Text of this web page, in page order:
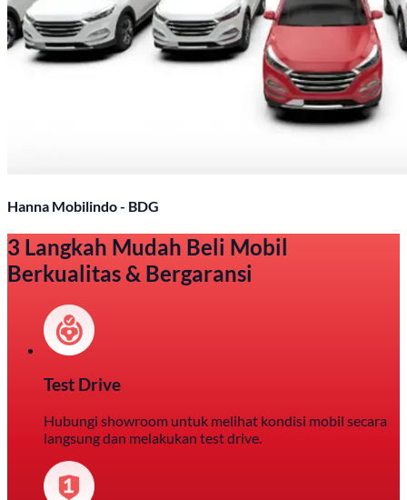
Hanna Mobilindo - BDG
3 Langkah Mudah Beli Mobil
Berkualitas & Bergaransi
Test Drive
Hubungi showroom untuk melihat kondisi mobil secara
langsung dan melakukan test drive.